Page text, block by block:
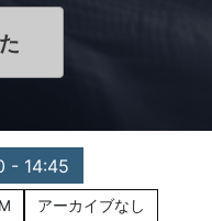
- 14:45
アーカイブなし